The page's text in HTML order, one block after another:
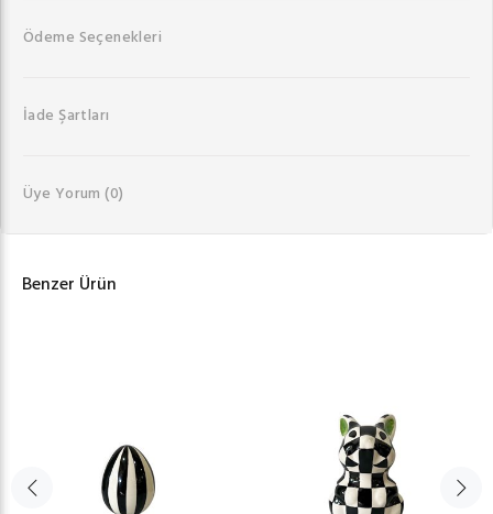
Ödeme Seçenekleri
İade Şartları
Üye Yorum(0)
Benzer Ürün